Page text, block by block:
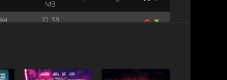
MB
10.38
1 0